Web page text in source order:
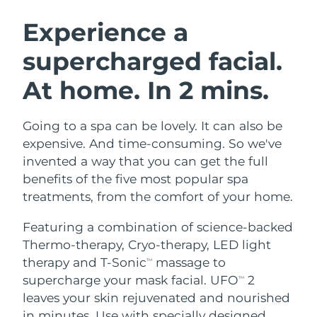
Experience a
supercharged facial.
At home. In 2 mins.
Going to a spa can be lovely. It can also be
expensive. And time-consuming. So we've
invented a way that you can get the full
benefits of the five most popular spa
treatments, from the comfort of your home.
Featuring a combination of science-backed
Thermo-therapy, Cryo-therapy, LED light
therapy and T-SonicTM
massage to
supercharge your mask facial. UFOTM
2
leaves your skin rejuvenated and nourished
Ansiktsrengöring
Anti-aging massage
LUNA™ 4 Plus
Massage, LED heating
LUNA™ 4 Men
For men, anti-aging massage
Ansiktslyft
Microcurrent toning
BEAR™ 2 go
Microcurrent toning on-the-go
BEAR™ 2 eyes & lips
Microcurrent line smoothing device
Återfuktning
UFO™ 3-paket
UFO™ 3 LED
Near-infrared and red light therapy
device
Munvård
issa™ 4
issa™ 4 plus
Smart hybrid silicone sonic toothbrush
Anti-aging LED-behandlingar
NEW
Österrike
Bahrain Förväntad leverans8/12/26
Belgien Förväntad leverans
Bermuda Förväntad leverans8/17/26
Bosnien och
Hercegovina
Förväntad leverans8/14/26
Brunei Förväntad leverans8/16/26
Bulgarien
Kanada Förväntad leverans
Chile Förväntad leverans8/15/26